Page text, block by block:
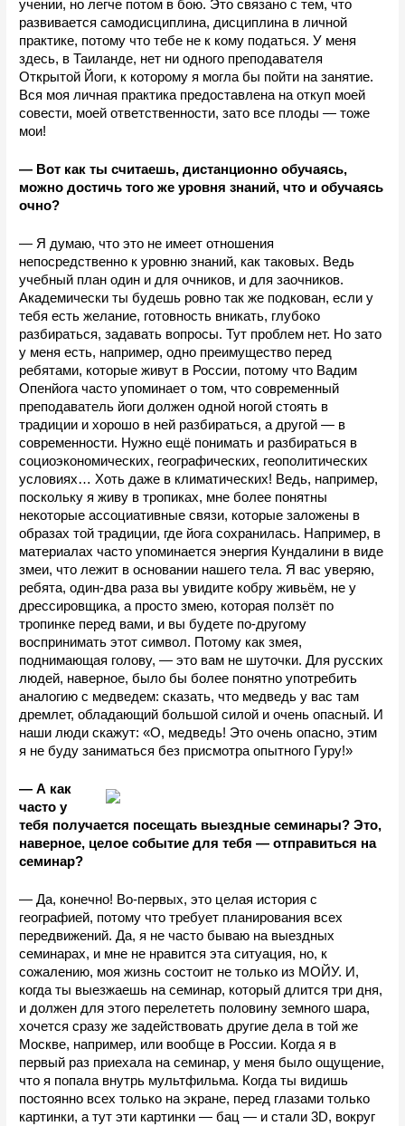
учении, но легче потом в бою. Это связано с тем, что
развивается самодисциплина, дисциплина в личной
практике, потому что тебе не к кому податься. У меня
здесь, в Таиланде, нет ни одного преподавателя
Открытой Йоги, к которому я могла бы пойти на занятие.
Вся моя личная практика предоставлена на откуп моей
совести, моей ответственности, зато все плоды — тоже
мои!
— Вот как ты считаешь, дистанционно обучаясь,
можно достичь того же уровня знаний, что и обучаясь
очно?
— Я думаю, что это не имеет отношения
непосредственно к уровню знаний, как таковых. Ведь
учебный план один и для очников, и для заочников.
Академически ты будешь ровно так же подкован, если у
тебя есть желание, готовность вникать, глубоко
разбираться, задавать вопросы. Тут проблем нет. Но зато
у меня есть, например, одно преимущество перед
ребятами, которые живут в России, потому что Вадим
Опенйога часто упоминает о том, что современный
преподаватель йоги должен одной ногой стоять в
традиции и хорошо в ней разбираться, а другой — в
современности. Нужно ещё понимать и разбираться в
социоэкономических, географических, геополитических
условиях… Хоть даже в климатических! Ведь, например,
поскольку я живу в тропиках, мне более понятны
некоторые ассоциативные связи, которые заложены в
образах той традиции, где йога сохранилась. Например, в
материалах часто упоминается энергия Кундалини в виде
змеи, что лежит в основании нашего тела. Я вас уверяю,
ребята, один-два раза вы увидите кобру живьём, не у
дрессировщика, а просто змею, которая ползёт по
тропинке перед вами, и вы будете по-другому
воспринимать этот символ. Потому как змея,
поднимающая голову, — это вам не шуточки. Для русских
людей, наверное, было бы более понятно употребить
аналогию с медведем: сказать, что медведь у вас там
дремлет, обладающий большой силой и очень опасный. И
наши люди скажут: «О, медведь! Это очень опасно, этим
я не буду заниматься без присмотра опытного Гуру!»
— А как
часто у
тебя получается посещать выездные семинары? Это,
наверное, целое событие для тебя — отправиться на
семинар?
— Да, конечно! Во-первых, это целая история с
географией, потому что требует планирования всех
передвижений. Да, я не часто бываю на выездных
семинарах, и мне не нравится эта ситуация, но, к
сожалению, моя жизнь состоит не только из МОЙУ. И,
когда ты выезжаешь на семинар, который длится три дня,
и должен для этого перелететь половину земного шара,
хочется сразу же задействовать другие дела в той же
Москве, например, или вообще в России. Когда я в
первый раз приехала на семинар, у меня было ощущение,
что я попала внутрь мультфильма. Когда ты видишь
постоянно всех только на экране, перед глазами только
картинки, а тут эти картинки — бац — и стали 3D, вокруг